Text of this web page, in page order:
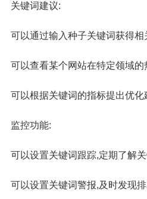
关键词建议:
可以通过输入种子关键词获得相
可以查看某个网站在特定领域的
可以根据关键词的指标提出优化
监控功能:
可以设置关键词跟踪,定期了解
可以设置关键词警报,及时发现